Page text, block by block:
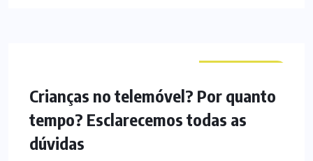
Crianças no telemóvel? Por quanto
tempo? Esclarecemos todas as
dúvidas